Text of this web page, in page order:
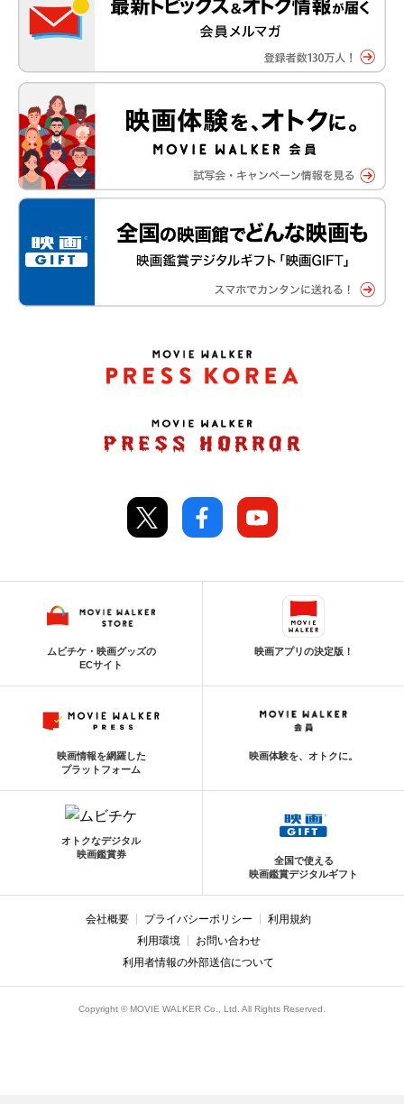
ムビチケ・映画グッズの
ECサイト
映画アプリの決定版！
映画情報を網羅した
プラットフォーム
映画体験を、オトクに。
オトクなデジタル
映画鑑賞券
全国で使える
映画鑑賞デジタルギフト
会社概要 プライバシーポリシー
利用規約
利用環境
お問い合わせ
利用者情報の外部送信について
Copyright © MOVIE WALKER Co., Ltd. All Rights Reserved.